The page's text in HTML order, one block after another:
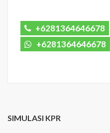
+6281364646678
+6281364646678
SIMULASI KPR